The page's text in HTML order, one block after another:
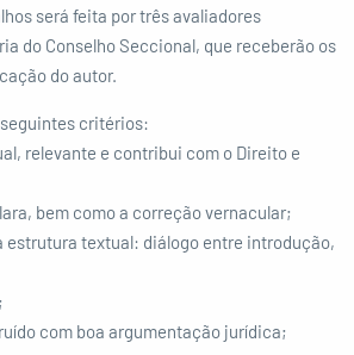
será feita por três avaliadores
do Conselho Seccional, que receberão os
do autor.
critérios:
relevante e contribui com o Direito e
bem como a correção vernacular;
estrutura textual: diálogo entre introdução,
com boa argumentação jurídica;